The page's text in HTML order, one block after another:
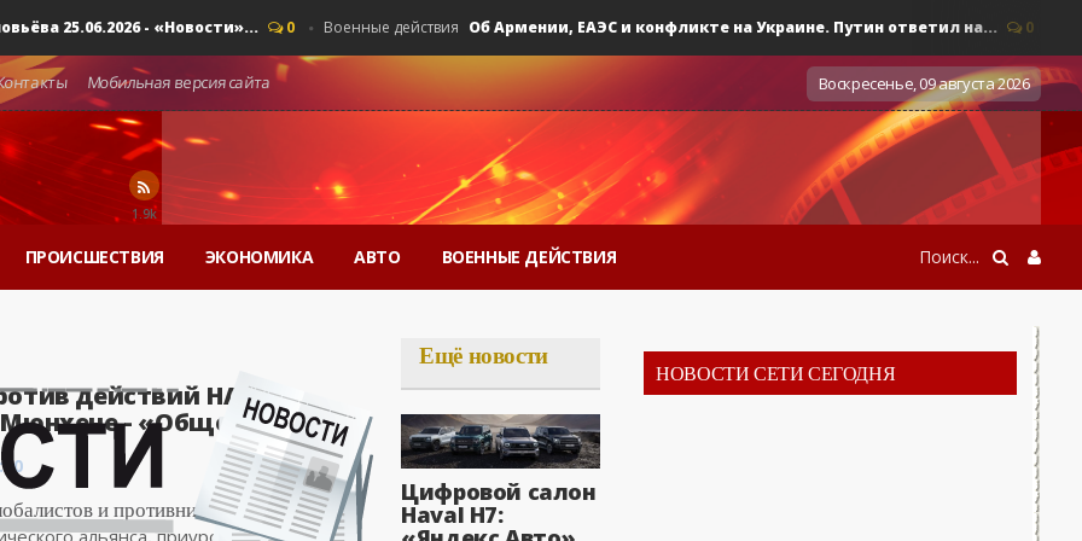
25.06.2026 - «Новости»... 0 Военные действия Об Армении, ЕАЭС и конфликте на Украине. Путин ответил на... 0
Воскресенье, 09 августа 2026
Мобильная версия сайта
1.9k
ПРОИСШЕСТВИЯ ЭКОНОМИКА АВТО ВОЕННЫЕ ДЕЙСТВИЯ
действий НАТО
- «Общество»..
и противников
альянса, приуроченный к 53
Ещё новости
Цифровой салон
Haval H7:
НОВОСТИ СЕТИ СЕГОДНЯ